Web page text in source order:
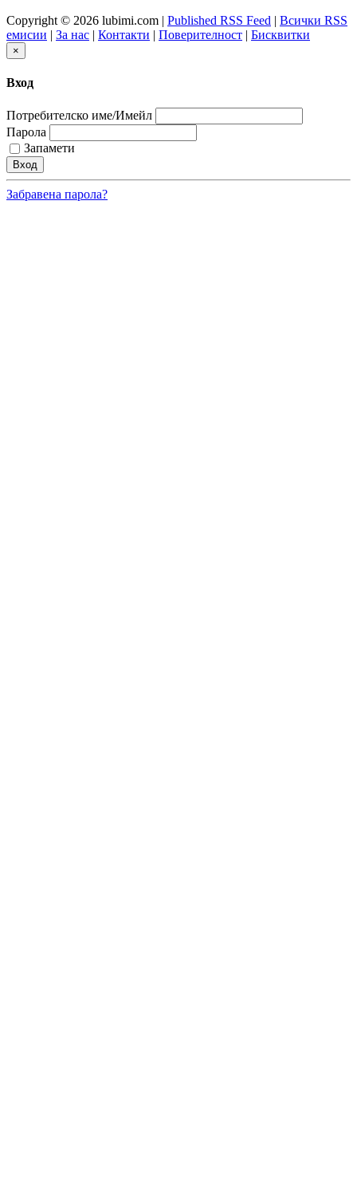
Copyright © 2026 lubimi.com | Published RSS Feed | Всички RSS
емисии | За нас | Контакти | Поверителност | Бисквитки
×
Вход
Потребителско име/Имейл
Парола
Запамети
Забравена парола?